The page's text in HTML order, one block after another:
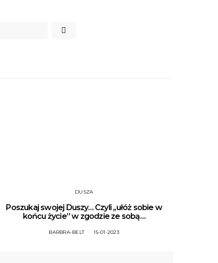
DUSZA
Poszukaj swojej Duszy… Czyli ,,ułóż sobie w
końcu życie” w zgodzie ze sobą…
BARBRA-BELT 15-01-2023